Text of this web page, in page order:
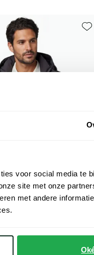
voor social media te
site met onze
met andere